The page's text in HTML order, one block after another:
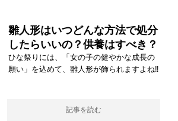
雛人形はいつどんな方法で処分
したらいいの？供養はすべき？
ひな祭りには、「女の子の健やかな成長の
願い」を込めて、雛人形が飾られますよね‼
記事を読む